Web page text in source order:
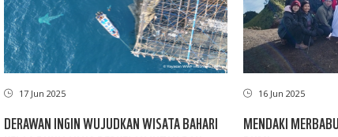
17 Jun 2025
DERAWAN INGIN WUJUDKAN WISATA BAHARI
16 Jun 2025
MENDAKI